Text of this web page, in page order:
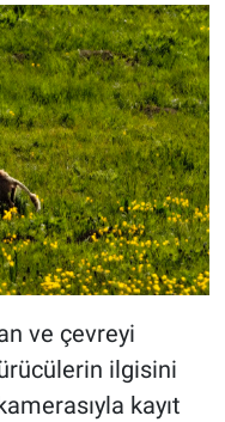
ve çevreyi
ilgisini
kayıt